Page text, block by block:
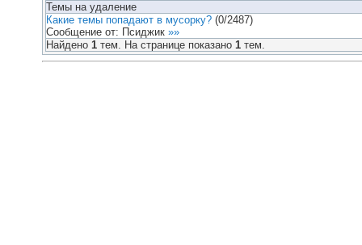
Темы на удаление
Какие темы попадают в мусорку? (0/2487)
Сообщение от: Псиджик »»
Найдено 1 тем. На странице показано 1 тем.